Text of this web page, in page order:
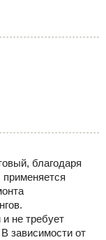
благодаря
применяется
не требует
зависимости от